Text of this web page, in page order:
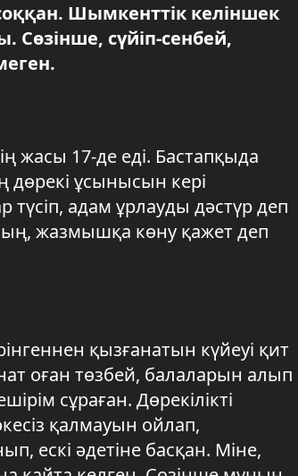
Шымкенттік келіншек
Сөзінше, сүйіп-сенбей,
жасы 17-де еді. Бастапқыда
ұсынысын кері
түсіп, адам ұрлауды дәстүр деп
жазмышқа көну қажет деп
қызғанатын күйеуі қит
оған төзбей, балаларын алып
сұраған. Дөрекілікті
қалмауын ойлап,
ескі әдетіне басқан. Міне,